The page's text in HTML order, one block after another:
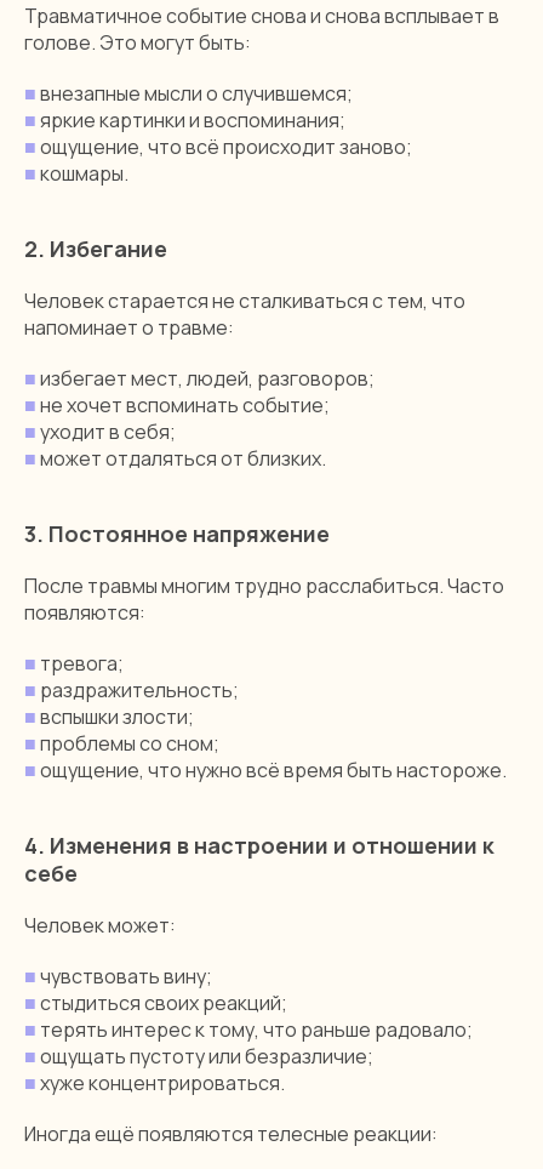
Травматичное событие снова и снова всплывает в
голове. Это могут быть:
■внезапные мысли о случившемся;
■яркие картинки и воспоминания;
■ощущение, что всё происходит заново;
■кошмары.
2. Избегание
Человек старается не сталкиваться с тем, что
напоминает о травме:
■избегает мест, людей, разговоров;
■не хочет вспоминать событие;
■уходит в себя;
■может отдаляться от близких.
3. Постоянное напряжение
После травмы многим трудно расслабиться. Часто
появляются:
■ тревога;
■ раздражительность;
■вспышки злости;
■проблемы со сном;
■ощущение, что нужно всё время быть настороже.
4. Изменения в настроении и отношении к
себе
Человек может:
■чувствовать вину;
■стыдиться своих реакций;
■ терять интерес к тому, что раньше радовало;
■ощущать пустоту или безразличие;
■хуже концентрироваться.
Иногда ещё появляются телесные реакции: